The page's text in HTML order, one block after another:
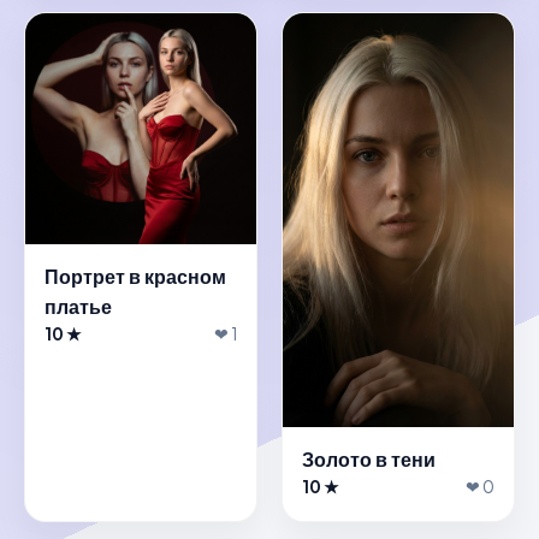
Портрет в красном
платье
10 ★ ❤ 1
Золото в тени
10 ★ ❤ 0